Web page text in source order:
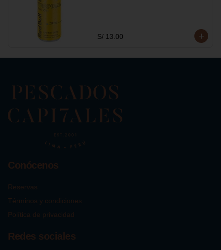
S/ 13.00
Conócenos
Reservas
Términos y condiciones
Política de privacidad
Redes sociales